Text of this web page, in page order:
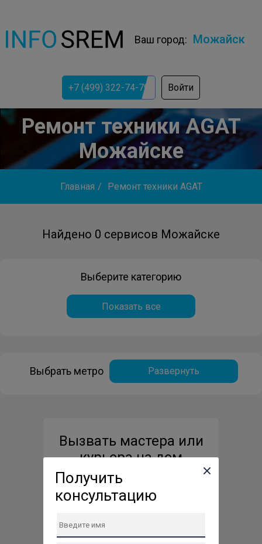
Ваш город: Можайск
+7 (499) 322-74-79 Войти
Ремонт техники AGAT
Можайске
Главная / Ремонт техники AGAT
Найдено 0 сервисов Можайске
Выберите категорию
Показать все
Выбрать метро Развернуть
Вызвать мастера или
курьера на дом
Получить
консультацию